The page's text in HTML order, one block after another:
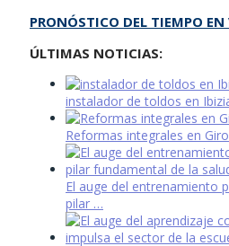
PRONÓSTICO DEL TIEMPO EN
ÚLTIMAS NOTICIAS:
instalador de toldos en
Reformas integrales en
El auge del entrenamiento
pilar …